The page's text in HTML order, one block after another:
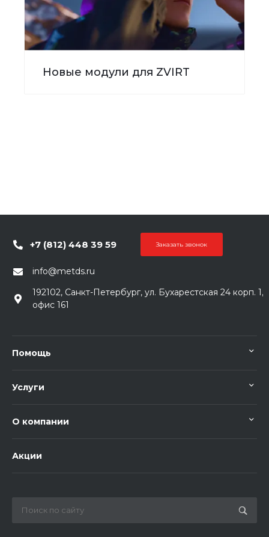
Новые модули для ZVIRT
+7 (812) 448 39 59 Заказать звонок
info@metds.ru
192102, Санкт-Петербург, ул. Бухарестская 24 корп. 1,
офис 161
Помощь
Услуги
О компании
Акции